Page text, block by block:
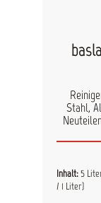
Stahl,
und
Inhalt:5
/ 1 Liter)